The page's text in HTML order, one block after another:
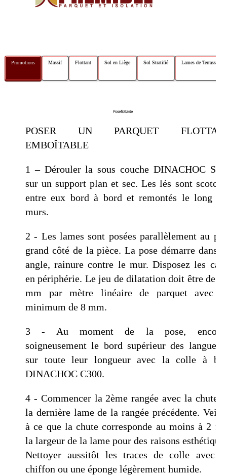
Promotions Massif Flottant Sol en Liège Sol Stratifié Lames de Terrasse
Pose flottante
POSER UN PARQUET
EMBOÎTABLE
1 – Dérouler la sous couche DINACHOC
sur un support plan et sec. Les lés sont
entre eux bord à bord et remontés le long
murs.
2 - Les lames sont posées parallèlement au
grand côté de la pièce. La pose démarre dans
angle, rainure contre le mur. Disposez les
en périphérie. Le jeu de dilatation doit être de
mm par mètre linéaire de parquet avec
minimum de 8 mm.
3 - Au moment de la pose,
soigneusement le bord supérieur des
sur toute leur longueur avec la colle à
DINACHOC C300.
4 - Commencer la 2ème rangée avec la chute
la dernière lame de la rangée précédente.
à ce que la chute corresponde au moins à 2
la largeur de la lame pour des raisons
Nettoyer aussitôt les traces de colle avec
chiffon ou une éponge légèrement humide.